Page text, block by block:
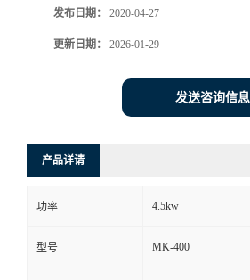
发布日期： 2020-04-27
更新日期： 2026-01-29
发送咨询信息
产品详请
功率 4.5kw
型号 MK-400